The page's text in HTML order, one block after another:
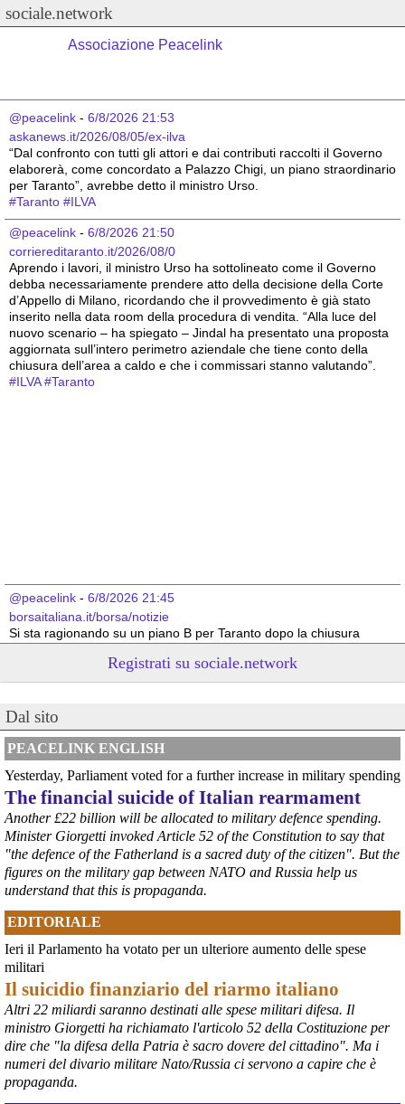
sociale.network
Associazione Peacelink
@peacelink - 6/8/2026 21:53
askanews.it/2026/08/05/ex-ilva
“Dal confronto con tutti gli attori e dai contributi raccolti il Governo
elaborerà, come concordato a Palazzo Chigi, un piano straordinario
per Taranto”, avrebbe detto il ministro Urso.
#Taranto #ILVA
@peacelink - 6/8/2026 21:50
corriereditaranto.it/2026/08/0
Aprendo i lavori, il ministro Urso ha sottolineato come il Governo
debba necessariamente prendere atto della decisione della Corte
d’Appello di Milano, ricordando che il provvedimento è già stato
inserito nella data room della procedura di vendita. “Alla luce del
nuovo scenario – ha spiegato – Jindal ha presentato una proposta
aggiornata sull’intero perimetro aziendale che tiene conto della
chiusura dell’area a caldo e che i commissari stanno valutando”.
#ILVA #Taranto
@peacelink - 6/8/2026 21:45
borsaitaliana.it/borsa/notizie
Si sta ragionando su un piano B per Taranto dopo la chiusura
cronachetarantine.it/index.php
il Governo ha manifestato l’intenzione di predisporre un
provvedimento straordinario per attenuare le conseguenze
economiche e sociali della prevista fermata dell’area a caldo e ha
chiesto alle rappresentanze del territorio di formulare proposte
concrete per definirne i contenuti. Casartigiani valuta positivamente
questa disponibilità.
#ILVA Taranto
@peacelink - 6/8/2026 21:36
giornalerossoblu.it/ex-ilva-sc
Nel tavolo convocato al Ministero delle Imprese e del Made in Italy,
Registrati su sociale.network
Dal sito
PEACELINK ENGLISH
Yesterday, Parliament voted for a further increase in military spending
The financial suicide of Italian rearmament
Another £22 billion will be allocated to military defence spending.
Minister Giorgetti invoked Article 52 of the Constitution to say that
"the defence of the Fatherland is a sacred duty of the citizen". But the
figures on the military gap between NATO and Russia help us
understand that this is propaganda.
EDITORIALE
Ieri il Parlamento ha votato per un ulteriore aumento delle spese
militari
Il suicidio finanziario del riarmo italiano
Altri 22 miliardi saranno destinati alle spese militari difesa. Il
ministro Giorgetti ha richiamato l'articolo 52 della Costituzione per
dire che "la difesa della Patria è sacro dovere del cittadino". Ma i
numeri del divario militare Nato/Russia ci servono a capire che è
propaganda.